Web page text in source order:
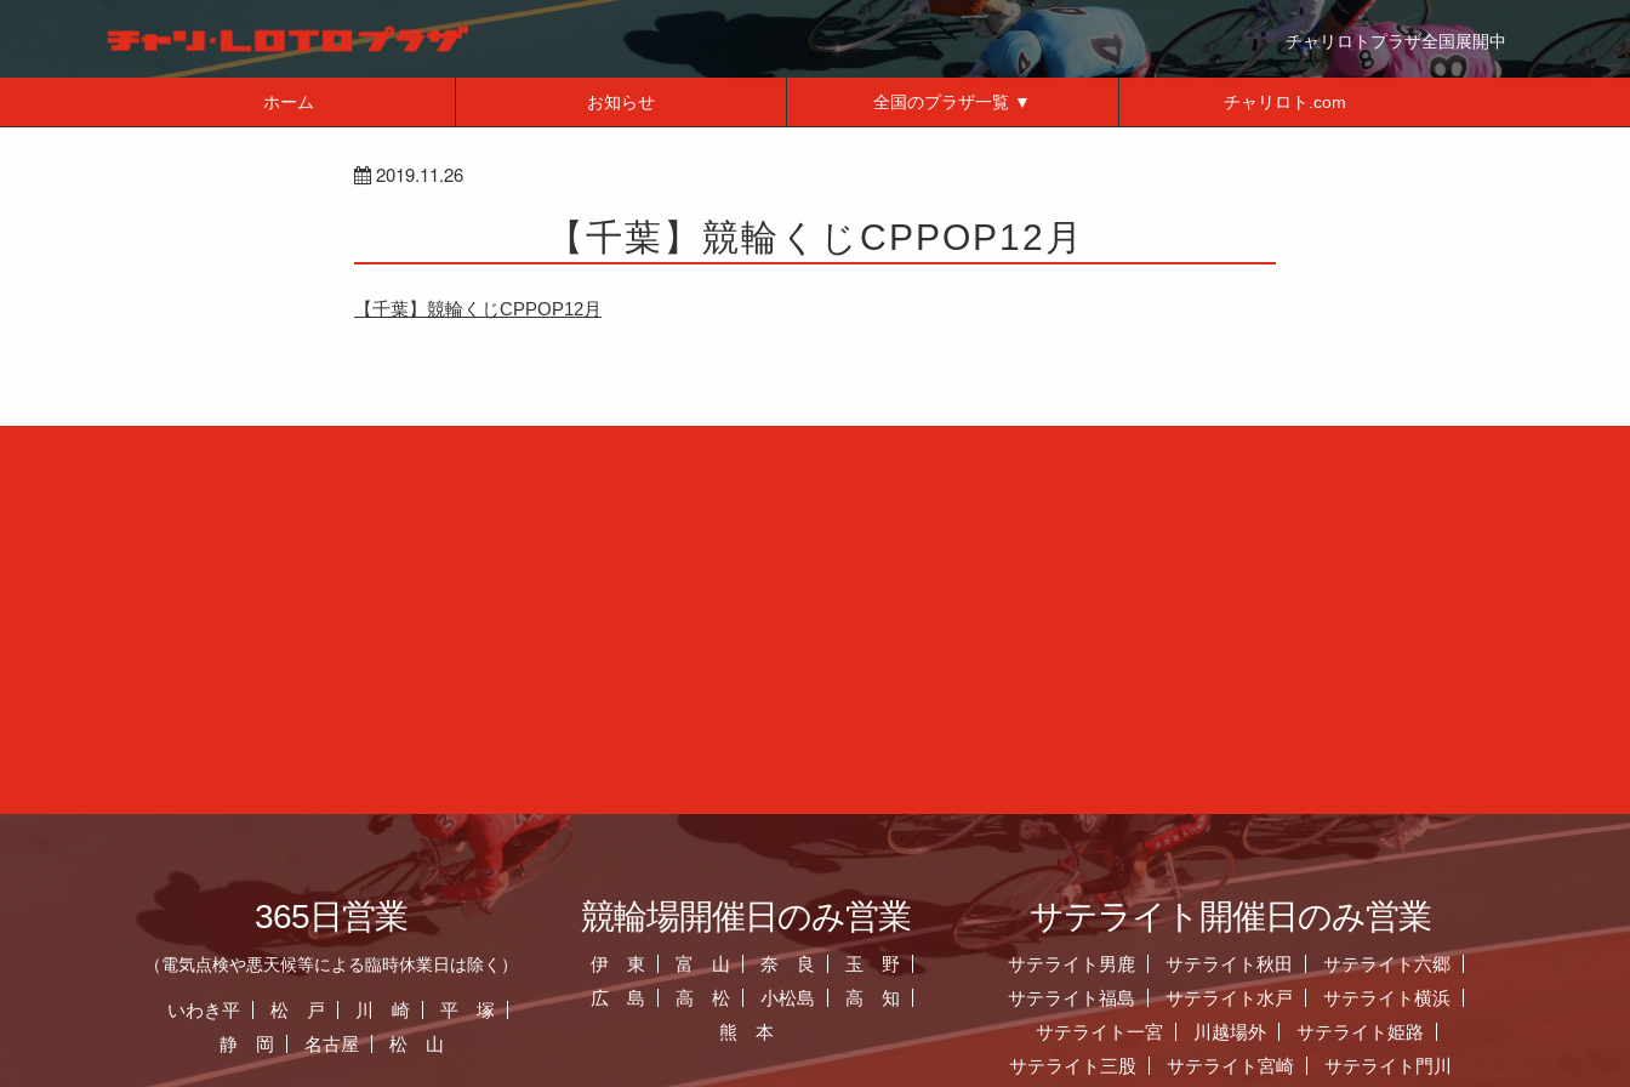
チャリロトプラザ全国展開中
ホーム お知らせ 全国のプラザ一覧 ▼ チャリロト.com
2019.11.26
【千葉】競輪くじCPPOP12月
【千葉】競輪くじCPPOP12月
365日営業
（電気点検や悪天候等による臨時休業日は除く）
いわき平 松 戸 川 崎
平 塚
静 岡
名古屋 松 山
競輪場開催日のみ営業
伊 東 富 山 奈 良
玉 野
広 島
高 松 小松島
高 知
熊 本
サテライト開催日のみ営業
サテライト男鹿 サテライト秋田
サテライト六郷
サテライト福島
サテライト水戸
サテライト横浜
サテライト一宮
川越場外
サテライト姫路
サテライト三股
サテライト宮崎 サテライト門川